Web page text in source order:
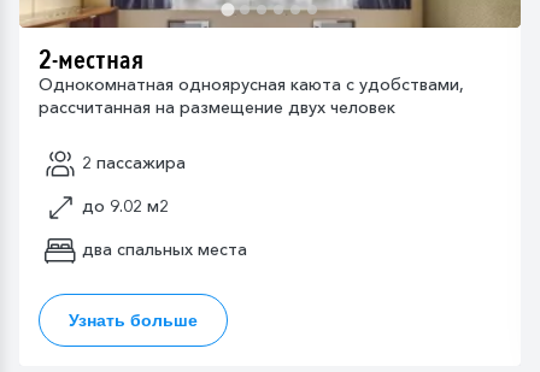
2-местная
Однокомнатная одноярусная каюта с удобствами,
рассчитанная на размещение двух человек
2 пассажира
до 9.02 м2
два спальных места
Узнать больше